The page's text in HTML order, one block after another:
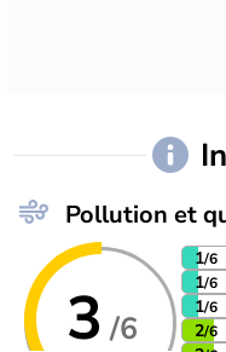
Pollution et
3 /6
1/6
1/6
1/6
2/6